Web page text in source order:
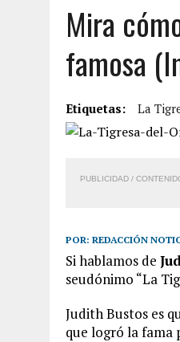
5 AGOSTO, 2026
3 AGOSTO, 2026 | LA
EDIFICIO PETUNIA
7 AGOSTO, 2026
7 AGOSTO, 2026 |
Mira
famosa
Etiquetas: La
PUBLICIDAD /
POR: REDACCIÓN
Si hablamos de
seudónimo “La
Judith Bustos es
que logró la fama